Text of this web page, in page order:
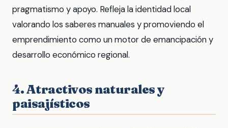
pragmatismo y apoyo. Refleja la identidad local
valorando los saberes manuales y promoviendo el
emprendimiento como un motor de emancipación y
desarrollo económico regional.
4. Atractivos naturales y
paisajísticos